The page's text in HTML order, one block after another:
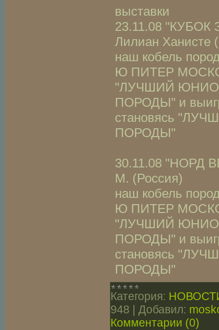
выставки
23.11.08
Лилиан Ханисте
наш кобель
Ю ПИТЕР
"ЛУЧШИЙ
ПОРОДЫ" и
становясь
ПОРОДЫ"
30.11.08 "НОРД
М. (Россия)
наш кобель
Ю ПИТЕР
"ЛУЧШИЙ
ПОРОДЫ" и
становясь
ПОРОДЫ"
Категория:
948
Добавил:
Комментарии (0)